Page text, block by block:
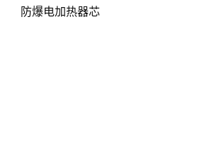
防爆电加热器芯